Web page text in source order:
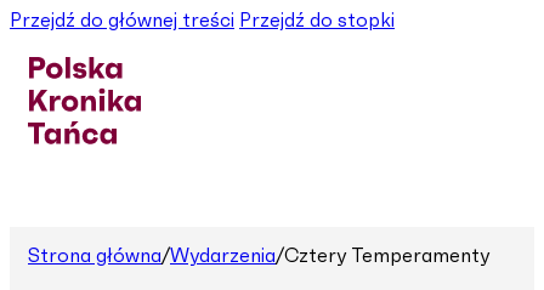
Przejdź do głównej treści Przejdź do stopki
Strona główna/Wydarzenia/Cztery Temperamenty